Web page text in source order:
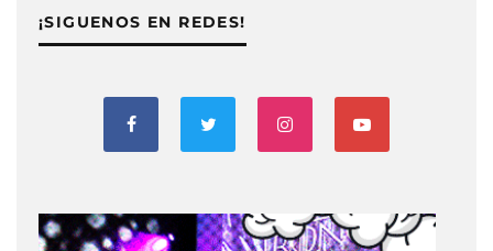
¡SIGUENOS EN REDES!